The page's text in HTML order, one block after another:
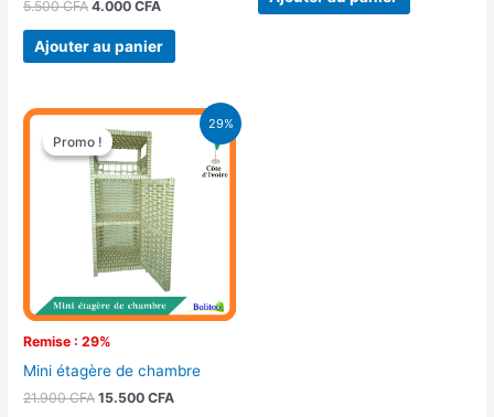
5.500CFA 4.000CFA
Ajouter au panier
29%
Promo !
Remise : 29%
Promo !
Mini étagère de chambre
21.900CFA
Le
prix
initial
était :
21.900 CFA.
15.500CFA
Le
actuel
15.500 CFA.